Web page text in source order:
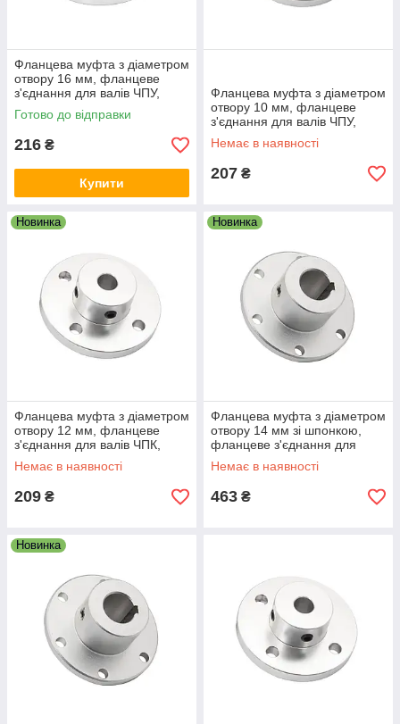
Фланцева муфта з діаметром
отвору 16 мм, фланцеве
з'єднання для валів ЧПУ,
редукторів і приводів
Готово до відправки
216 ₴
Купити
Фланцева муфта з діаметром
отвору 10 мм, фланцеве
з'єднання для валів ЧПУ,
редукторів і приводів
Немає в наявності
207 ₴
Новинка
Фланцева муфта з діаметром
отвору 12 мм, фланцеве
з'єднання для валів ЧПК,
редукторів і приводів
Немає в наявності
209 ₴
Новинка
Фланцева муфта з діаметром
отвору 14 мм зі шпонкою,
фланцеве з'єднання для
валів ЧПУ, редукторів і
приводів
Немає в наявності
463 ₴
Новинка